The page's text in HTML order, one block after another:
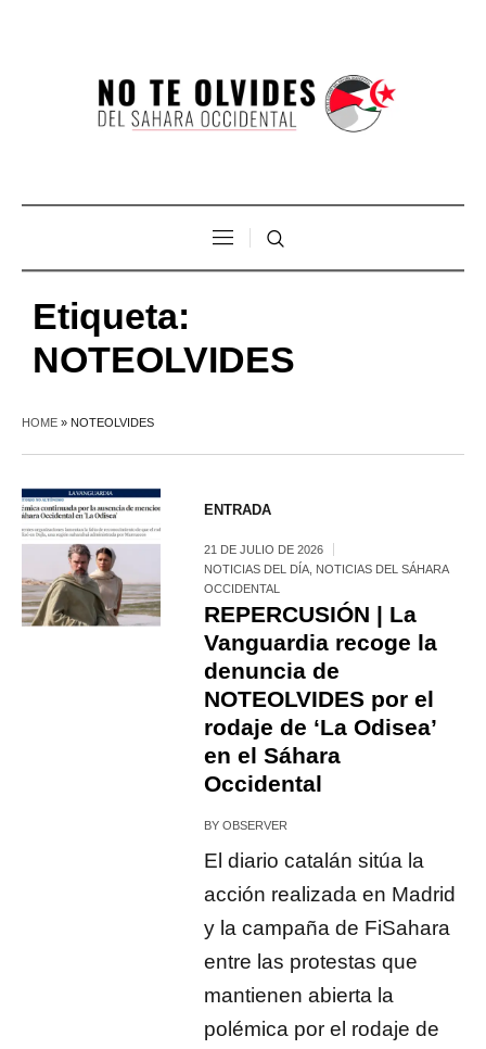
Etiqueta:
NOTEOLVIDES
HOME » NOTEOLVIDES
ENTRADA
21 DE JULIO DE 2026
NOTICIAS DEL DÍA NOTICIAS DEL SÁHARA
OCCIDENTAL
REPERCUSIÓN | La
Vanguardia recoge la
denuncia de
NOTEOLVIDES por el
rodaje de ‘La Odisea’
en el Sáhara
Occidental
BYOBSERVER
El diario catalán sitúa la
acción realizada en Madrid
y la campaña de FiSahara
entre las protestas que
mantienen abierta la
polémica por el rodaje de